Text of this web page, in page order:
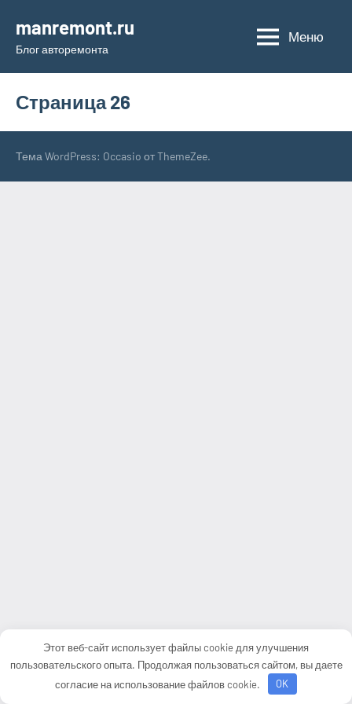
содержимому
manremont.ru
Блог авторемонта
Меню
Страница 26
Тема WordPress: Occasio от ThemeZee.
Этот веб-сайт использует файлы cookie для улучшения
пользовательского опыта. Продолжая пользоваться сайтом, вы даете
согласие на использование файлов cookie.
OK